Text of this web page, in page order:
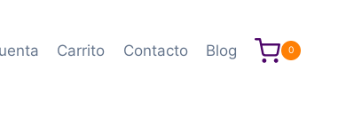
Carrito Contacto Blog 0